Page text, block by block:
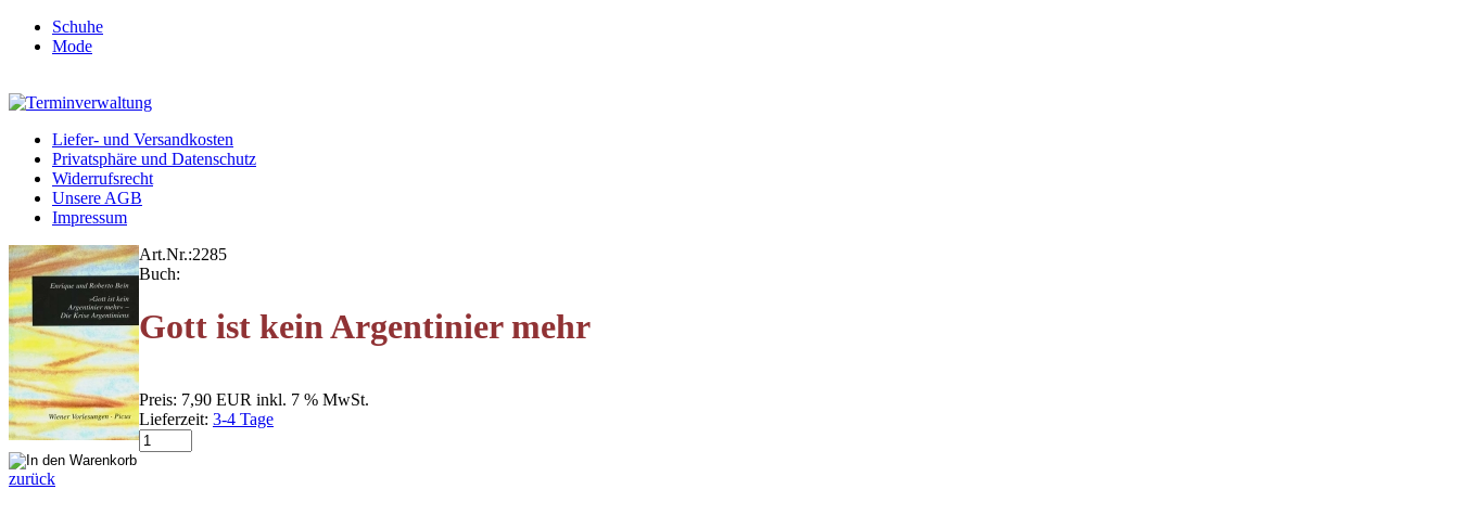
Schuhe
Mode
Liefer- und Versandkosten
Privatsphäre und Datenschutz
Widerrufsrecht
Unsere AGB
Impressum
Art.Nr.:2285
Buch:
Gott ist kein Argentinier mehr
Preis: 7,90 EUR inkl. 7 % MwSt.
Lieferzeit: 3-4 Tage
zurück